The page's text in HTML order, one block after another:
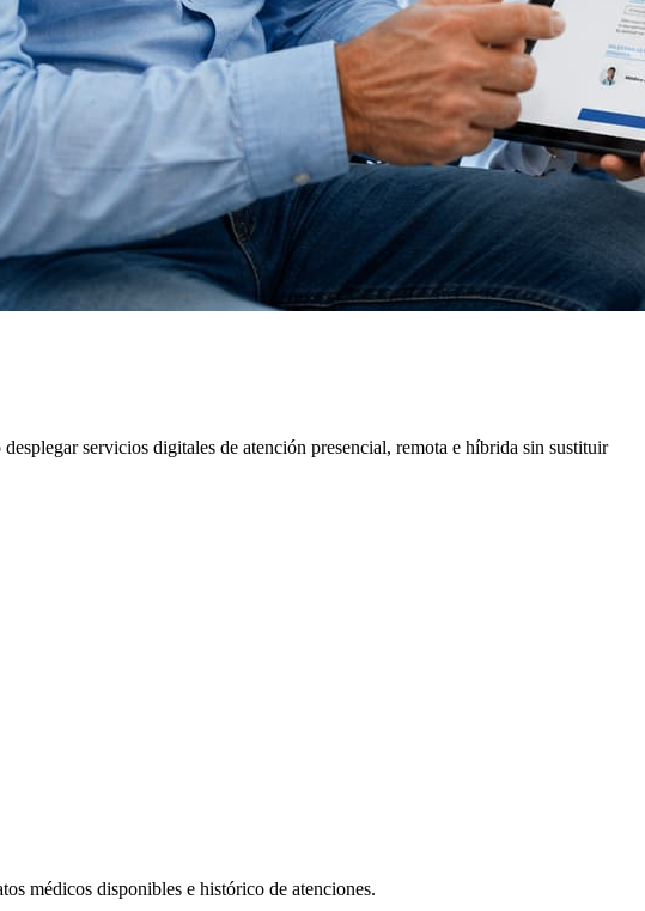
servicios digitales de atención presencial, remota e híbrida sin sustituir
médicos disponibles e histórico de atenciones.